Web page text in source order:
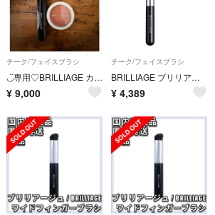
チーク/フェイスブラシ
◡̈専用♡BRILLIAGE カモフラージュコンシーラーチーク04&ワイドフィンガーブラシ
¥ 9,000
チーク/フェイスブラシ
BRILLIAGE ブリリアージュ フィンガーブラシ 新品未使用
¥ 4,389